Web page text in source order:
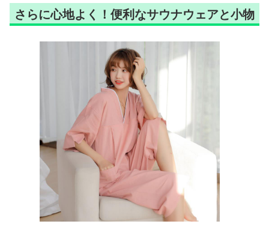
さらに心地よく！便利なサウナウェアと小物